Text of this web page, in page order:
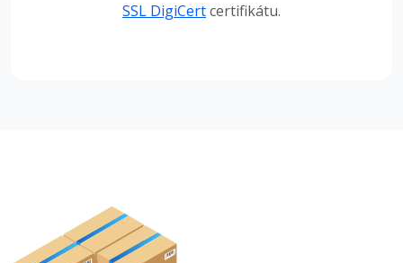
SSL DigiCertcertifikátu.